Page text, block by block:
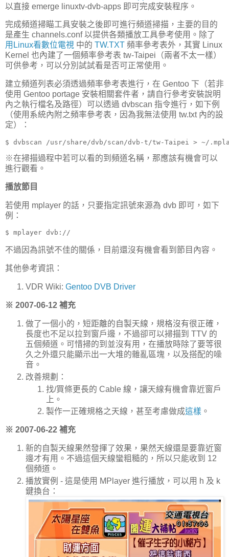
以直接 emerge linuxtv-dvb-apps 即可完成安裝程序。
完成頻道掃瞄工具安裝之後即可進行頻道掃描，主要的目的
是產生 channels.conf 以提供各類播放工具參考使用。除了
用Linux看數位電視 中的 TW.TXT 頻率參考表外，其實 Linux
Kernel 也內建了一個頻率參考表 tw-Taipei（兩者不太一樣）
可供參考，可以分別試試看是否可正常使用。
建立頻道列表必須透過頻率參考表進行，在 Gentoo 下（若非
使用 Gentoo portage 安裝相關套件者，請自行參考安裝說明
內之執行檔名及路徑）可以透過 dvbscan 指令進行，如下例
（使用系統內附之頻率參考表，因為我無法使用 tw.txt 內的設
定）：
$ dvbscan /usr/share/dvb/scan/dvb-t/tw-Taipei > ~/
※在掃描過程中若可以看的到頻道名稱，那應該有機會可以
進行觀看。
播放節目
若使用 mplayer 的話，只要指定訊號來源為 dvb 即可，如下
例：
$ mplayer dvb://
不過因為訊號不佳的關係，目前還沒有機會看到節目內容。
其他參考資訊：
VDR Wiki: Gentoo DVB Driver
※ 2007-06-12 補充
做了一個小的，短距離的自製天線，規格沒有很正確，
長度也不足以拉到窗戶邊，不過卻可以掃描到 TTV 的
五個頻道。可惜掃的到並沒有用，在播放時除了要等很
久之外還只能顯示出一大堆的雜亂區塊，以及搭配的噪
音。
改善規劃：
找/買條更長的 Cable 線，讓天線有機會靠近窗戶
上。
製作一正確規格之天線，甚至考慮做成這樣 。
※ 2007-06-22 補充
新的自製天線果然發揮了效果，果然天線還是要靠近窗
邊才有用。不過這個天線蠻粗糙的，所以只能收到 12
個頻道。
播放實例 - 這是使用 MPlayer 進行播放，可以用 h 及 k
鍵換台：